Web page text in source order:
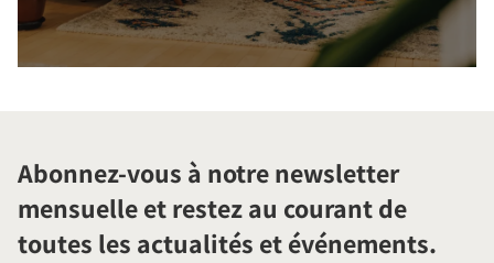
Abonnez-vous à notre newsletter
mensuelle et restez au courant de
toutes les actualités et événements.